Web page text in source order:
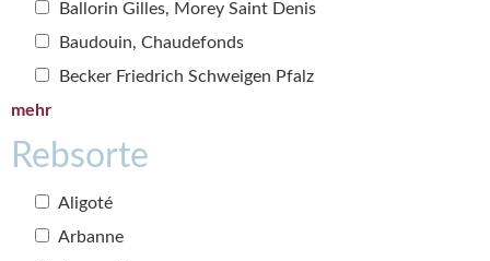
Ballorin Gilles, Morey Saint Denis
Baudouin, Chaudefonds
Becker Friedrich Schweigen Pfalz
mehr
Rebsorte
Aligoté
Arbanne